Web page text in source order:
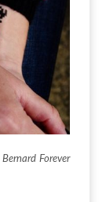
Bernard Forever